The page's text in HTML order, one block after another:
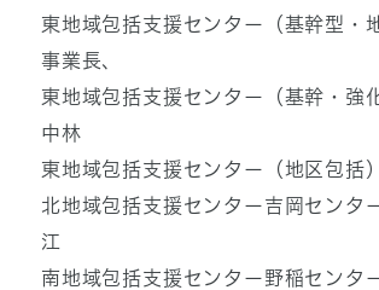
東地域包括支援センター（基幹型・
事業長、
東地域包括支援センター（基幹・強
中林
東地域包括支援センター（地区包括
北地域包括支援センター吉岡センタ
江
南地域包括支援センター野稲センタ